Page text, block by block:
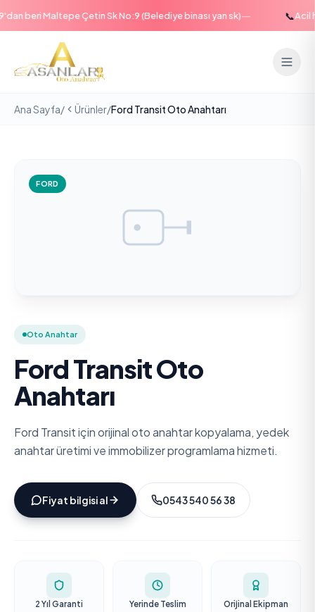
beri Maltepe Çetin Sk No:9 (Belediye binası yan sk)— Acil
Ana Sayfa/ Ürünler/Ford Transit Oto Anahtarı
FORD
Oto Anahtar
Ford Transit Oto
Anahtarı
Ford Transit için orijinal oto anahtar kopyalama, yedek
anahtar üretimi ve immobilizer programlama hizmeti.
Fiyat bilgisi al 0543 540 56 38
2 Yıl Garanti Yerinde Teslim Orijinal Ekipman